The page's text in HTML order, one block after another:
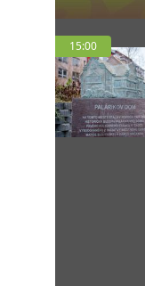
15:00